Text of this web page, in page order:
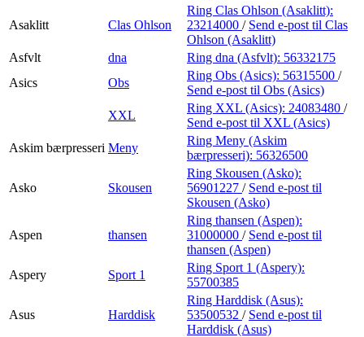
Asaklitt Clas Ohlson
Ring Clas Ohlson (Asaklitt):
23214000 / Send e-post til Clas
Ohlson (Asaklitt)
Asfvlt
dna Ring dna (Asfvlt): 56332175
Asics
Obs
Ring Obs (Asics): 56315500 /
Send e-post til Obs (Asics)
XXL
Ring XXL (Asics): 24083480 /
Send e-post til XXL (Asics)
Askim bærpresseri Meny
Ring Meny (Askim
bærpresseri): 56326500
Asko Skousen
Ring Skousen (Asko):
56901227 / Send e-post til
Skousen (Asko)
Aspen thansen
Ring thansen (Aspen):
31000000 / Send e-post til
thansen (Aspen)
Aspery
Sport 1
Ring Sport 1 (Aspery):
55700385
Asus Harddisk
Ring Harddisk (Asus):
53500532 / Send e-post til
Harddisk (Asus)